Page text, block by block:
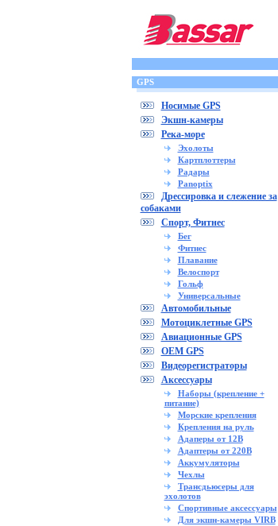
GPS
Носимые GPS
Экшн-камеры
Река-море
Эхолоты
Картплоттеры
Радары
Panoptix
Дрессировка и слежение за
собаками
Спорт, Фитнес
Бег
Фитнес
Плавание
Велоспорт
Гольф
Универсальные
Автомобильные
Мотоциклетные GPS
Авиационные GPS
OEM GPS
Видеорегистраторы
Аксессуары
Наборы (крепление +
питание)
Морские крепления
Крепления на руль
Адаперы от 12В
Адаптеры от 220В
Аккумуляторы
Чехлы
Трансдьюсеры для
эхолотов
Спортивные аксессуары
Для экшн-камеры VIRB